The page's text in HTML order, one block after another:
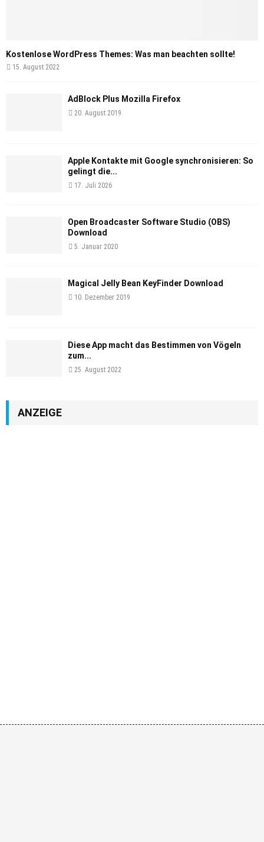
Kostenlose WordPress Themes: Was man beachten sollte!
15. August 2022
AdBlock Plus Mozilla Firefox
20. August 2019
Apple Kontakte mit Google synchronisieren: So
gelingt die...
17. Juli 2026
Open Broadcaster Software Studio (OBS)
Download
5. Januar 2020
Magical Jelly Bean KeyFinder Download
10. Dezember 2019
Diese App macht das Bestimmen von Vögeln
zum...
25. August 2022
ANZEIGE